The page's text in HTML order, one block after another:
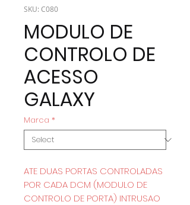
SKU: C080
MODULO DE
CONTROLO DE
ACESSO
GALAXY
Marca *
ATE DUAS PORTAS CONTROLADAS
POR CADA DCM (MODULO DE
CONTROLO DE PORTA) INTRUSAO